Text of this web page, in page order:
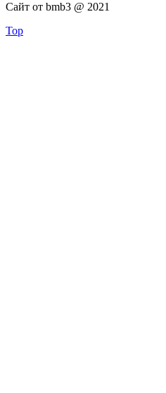
Сайт от bmb3 @ 2021
Top